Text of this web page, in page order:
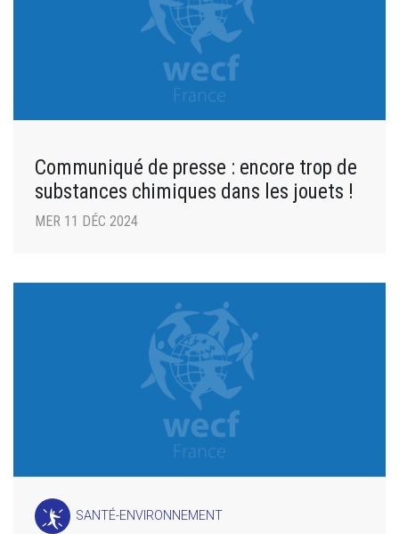
Communiqué de presse : encore trop de
substances chimiques dans les jouets !
MER 11 DÉC 2024
SANTÉ-ENVIRONNEMENT